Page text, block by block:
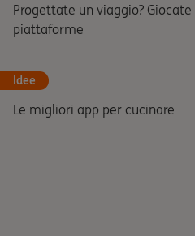
Progettate un viaggio?
piattaforme
Idee
Le migliori app per cucinare